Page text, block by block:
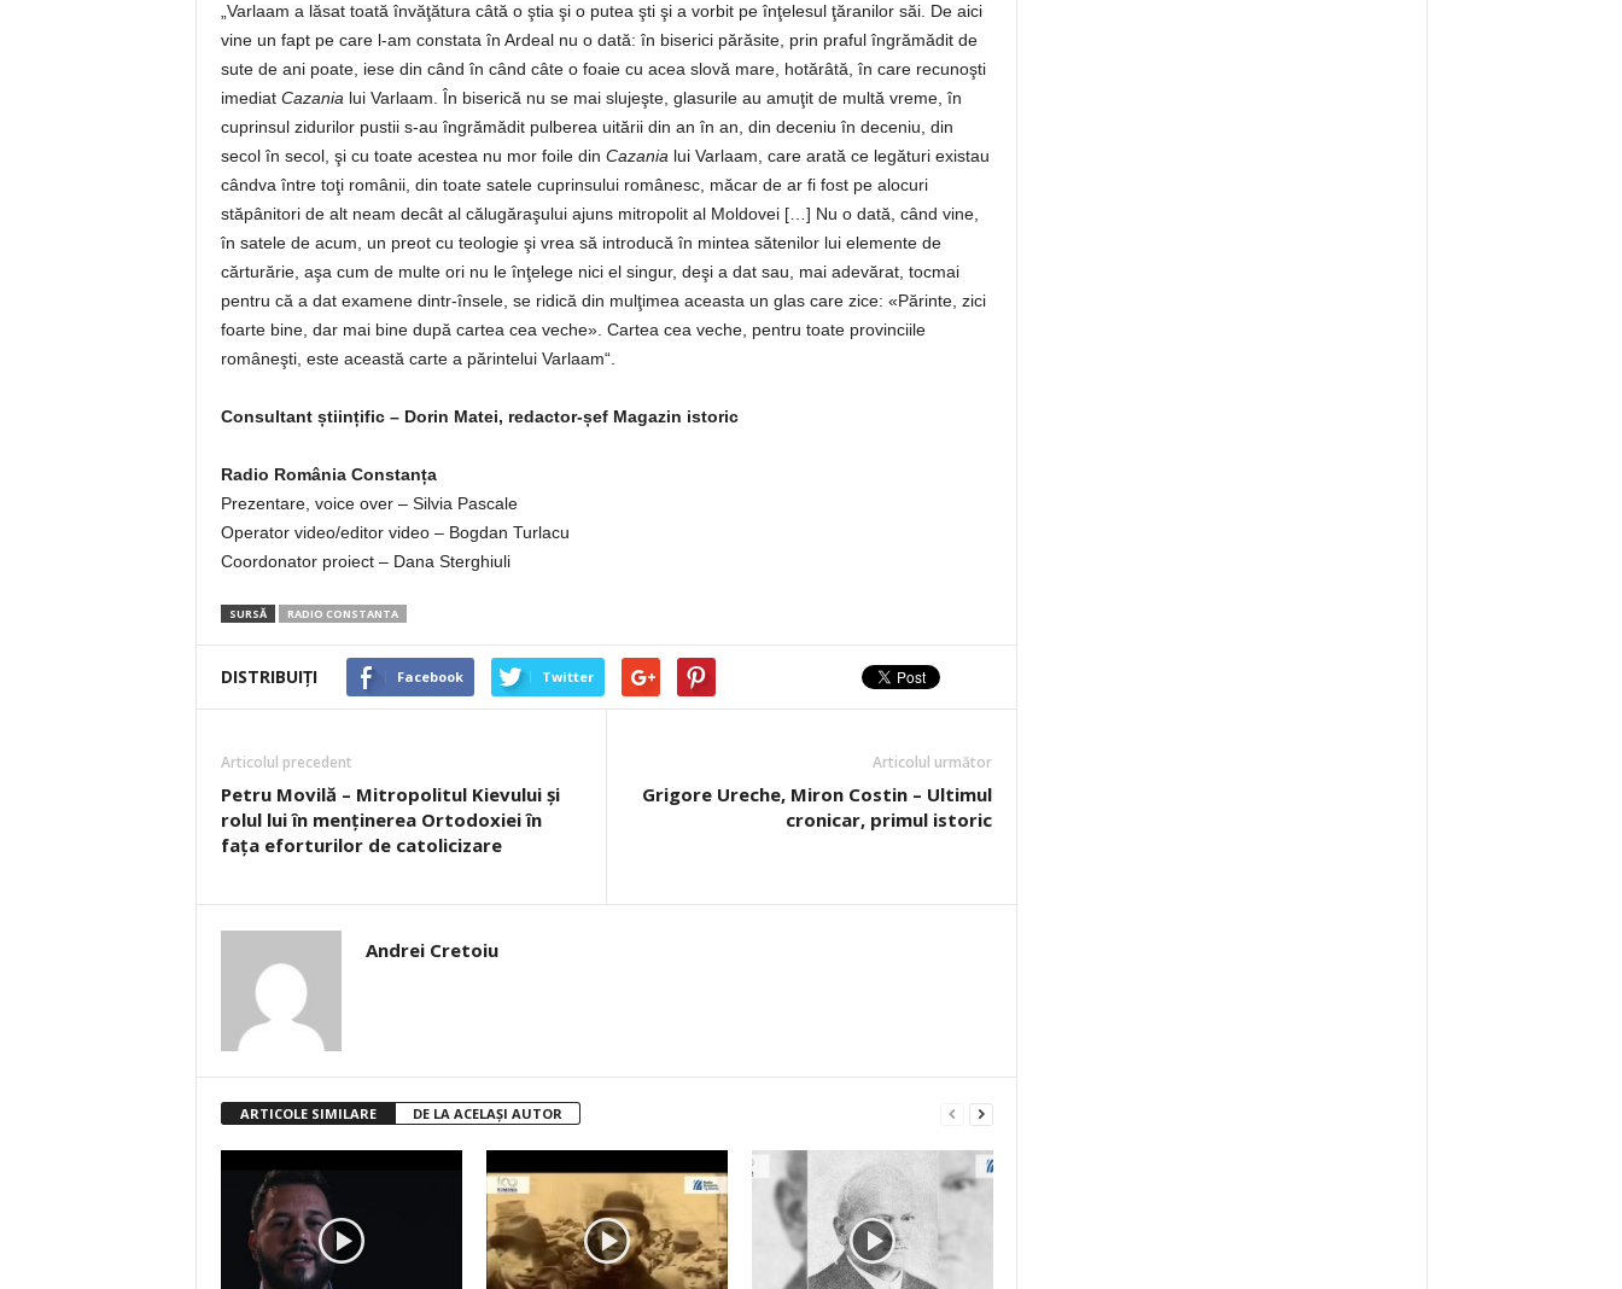
„Varlaam a lăsat toată învăţătura câtă o ştia şi o putea şti şi a vorbit pe înţelesul ţăranilor săi. De aici
vine un fapt pe care l-am constata în Ardeal nu o dată: în biserici părăsite, prin praful îngrămădit de
sute de ani poate, iese din când în când câte o foaie cu acea slovă mare, hotărâtă, în care recunoşti
imediat Cazanialui Varlaam. În biserică nu se mai slujeşte, glasurile au amuţit de multă vreme, în
cuprinsul zidurilor pustii s-au îngrămădit pulberea uitării din an în an, din deceniu în deceniu, din
secol în secol, şi cu toate acestea nu mor foile din Cazanialui Varlaam, care arată ce legături existau
cândva între toţi românii, din toate satele cuprinsului românesc, măcar de ar fi fost pe alocuri
stăpânitori de alt neam decât al călugăraşului ajuns mitropolit al Moldovei […] Nu o dată, când vine,
în satele de acum, un preot cu teologie şi vrea să introducă în mintea sătenilor lui elemente de
cărturărie, aşa cum de multe ori nu le înţelege nici el singur, deşi a dat sau, mai adevărat, tocmai
pentru că a dat examene dintr-însele, se ridică din mulţimea aceasta un glas care zice: «Părinte, zici
foarte bine, dar mai bine după cartea cea veche». Cartea cea veche, pentru toate provinciile
româneşti, este această carte a părintelui Varlaam“.
Consultant științific – Dorin Matei, redactor-șef Magazin istoric
Radio România Constanța
Prezentare, voice over – Silvia Pascale
Operator video/editor video – Bogdan Turlacu
Coordonator proiect – Dana Sterghiuli
SURSĂ RADIO CONSTANTA
DISTRIBUIȚI Facebook Twitter
Articolul precedent
Petru Movilă – Mitropolitul Kievului şi
rolul lui în menţinerea Ortodoxiei în
faţa eforturilor de catolicizare
Articolul următor
Grigore Ureche, Miron Costin – Ultimul
cronicar, primul istoric
Andrei Cretoiu
ARTICOLE SIMILARE DE LA ACELAȘI AUTOR